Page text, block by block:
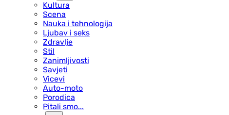
Kultura
Scena
Nauka i tehnologija
Ljubav i seks
Zdravlje
Stil
Zanimljivosti
Savjeti
Vicevi
Auto-moto
Porodica
Pitali smo...